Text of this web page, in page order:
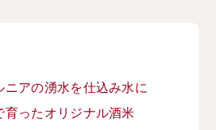
ニアの湧水を仕込み水に
育ったオリジナル酒米